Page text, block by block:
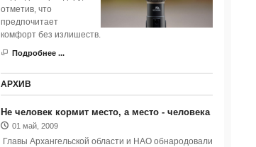
отметив, что
предпочитает
комфорт без излишеств.
Подробнее ...
АРХИВ
Не человек кормит место, а место - человека
01 май, 2009
Главы Архангельской области и НАО обнародовали